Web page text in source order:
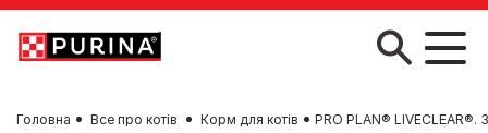
Skip to main content
Головна Все про котів Корм для котів PRO PLAN® LIVECLEAR®.